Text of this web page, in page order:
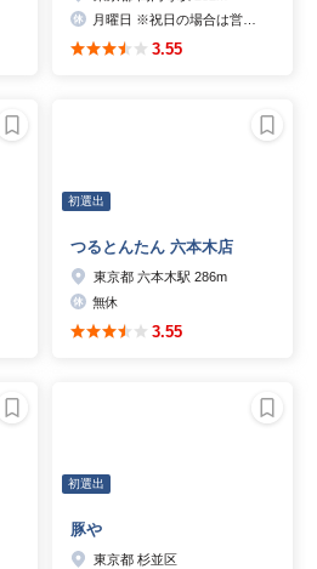
3.55
初選出
つるとんたん 六本木店
東京都 六本木駅 286m
無休
3.55
初選出
豚や
東京都 杉並区